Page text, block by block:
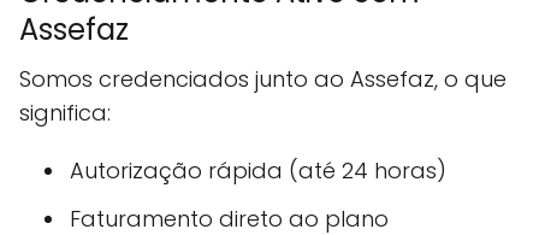
Assefaz
Somos credenciados junto ao Assefaz, o que
significa:
Autorização rápida (até 24 horas)
Faturamento direto ao plano